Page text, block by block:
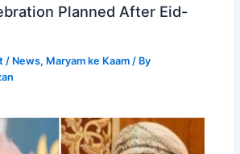
Planned After Eid-
/ News, Maryam ke Kaam / By